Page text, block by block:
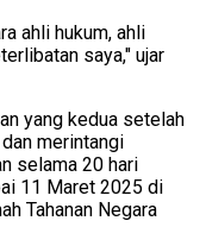
ahli hukum, ahli
saya," ujar
yang kedua setelah
merintangi
selama 20 hari
11 Maret 2025 di
Tahanan Negara